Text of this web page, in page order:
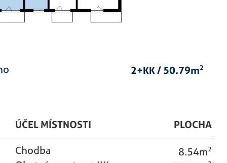
2+KK / 50.79m2
ÚČEL MÍSTNOSTI
PLOCHA
Chodba
8.54m2